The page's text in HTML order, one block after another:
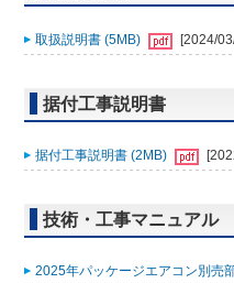
取扱説明書 (5MB) [2024/
据付工事説明書
据付工事説明書 (2MB)
技術・工事マニュアル
2025年パッケージエアコン別売